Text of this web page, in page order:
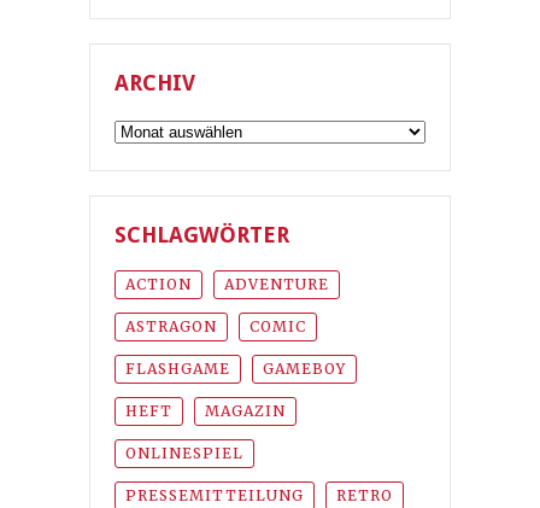
ARCHIV
Archiv
SCHLAGWÖRTER
ACTION ADVENTURE
ASTRAGON COMIC
FLASHGAME GAMEBOY
HEFT MAGAZIN
ONLINESPIEL
PRESSEMITTEILUNG RETRO